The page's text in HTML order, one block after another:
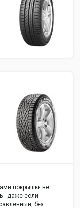
покрышки не
- даже если
без